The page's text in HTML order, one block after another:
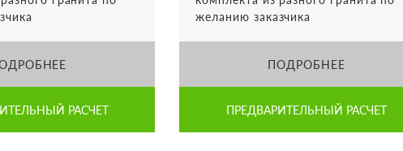
РАСЧЕТ
желанию заказчика
ПОДРОБНЕЕ
ПРЕДВАРИТЕЛЬНЫЙ РАСЧЕТ